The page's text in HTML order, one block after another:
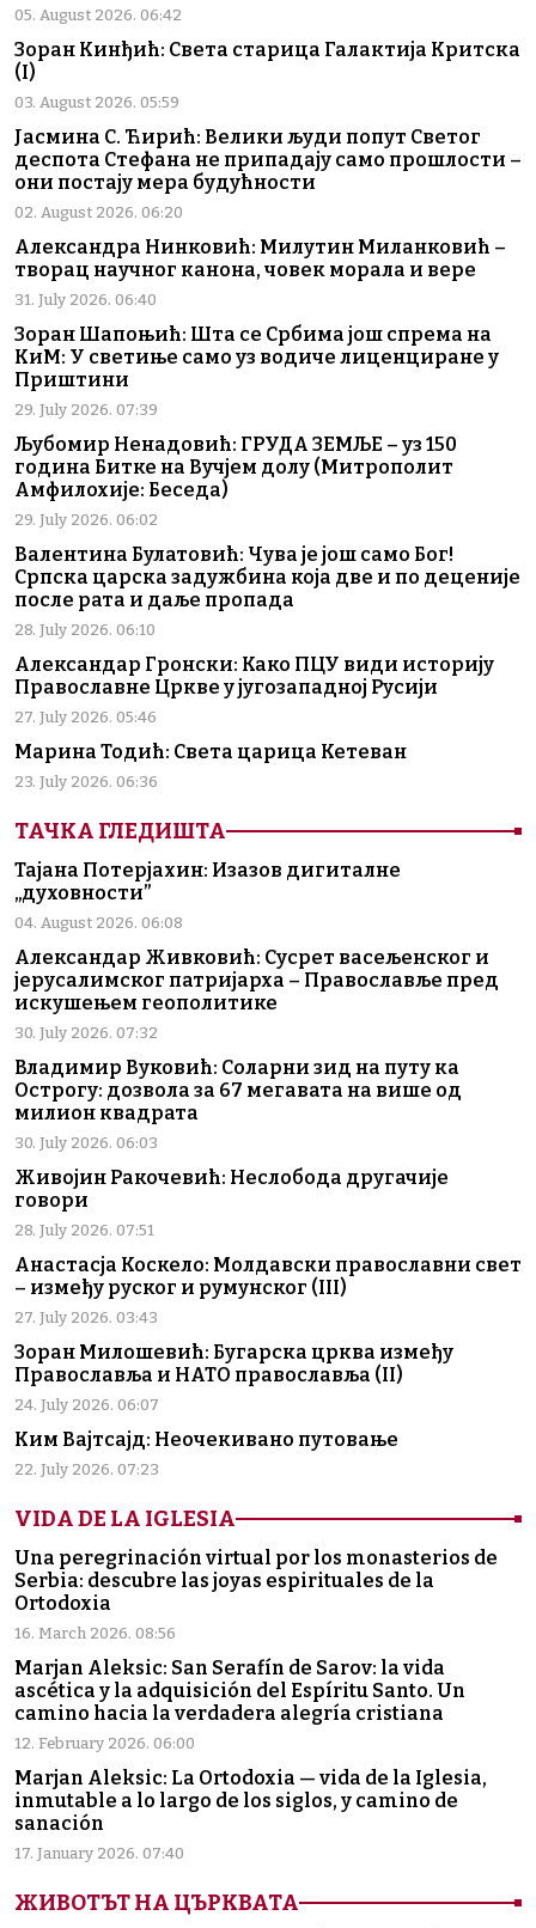
05. August 2026. 06:42
Зоран Кинђић: Света старица Галактија Критска
(I)
03. August 2026. 05:59
Јасмина С. Ћирић: Велики људи попут Светог
деспота Стефана не припадају само прошлости –
они постају мера будућности
02. August 2026. 06:20
Александра Нинковић: Милутин Миланковић –
творац научног канона, човек морала и вере
31. July 2026. 06:40
Зоран Шапоњић: Шта се Србима још спрема на
КиМ: У светиње само уз водиче лиценциране у
Приштини
29. July 2026. 07:39
Љубомир Ненадовић: ГРУДА ЗЕМЉЕ – уз 150
година Битке на Вучјем долу (Митрополит
Амфилохије: Беседа)
29. July 2026. 06:02
Валентина Булатовић: Чува је још само Бог!
Српска царска задужбина која две и по деценије
после рата и даље пропада
28. July 2026. 06:10
Александар Гронски: Како ПЦУ види историју
Православне Цркве у југозападној Русији
27. July 2026. 05:46
Марина Тодић: Света царица Кетеван
23. July 2026. 06:36
ТАЧКА ГЛЕДИШТА
Тајана Потерјахин: Изазов дигиталне
„духовности”
04. August 2026. 06:08
Александар Живковић: Сусрет васељенског и
јерусалимског патријарха – Православље пред
искушењем геополитике
30. July 2026. 07:32
Владимир Вуковић: Соларни зид на путу ка
Острогу: дозвола за 67 мегавата на више од
милион квадрата
30. July 2026. 06:03
Живојин Ракочевић: Неслобода другачије
говори
28. July 2026. 07:51
Анастасја Коскело: Молдавски православни свет
– између руског и румунског (III)
27. July 2026. 03:43
Зоран Милошевић: Бугарска црква између
Православља и НАТО православља (II)
24. July 2026. 06:07
Ким Вајтсајд: Неочекивано путовање
22. July 2026. 07:23
VIDA DE LA IGLESIA
Una peregrinación virtual por los monasterios de
Serbia: descubre las joyas espirituales de la
Ortodoxia
16. March 2026. 08:56
Marjan Aleksic: San Serafín de Sarov: la vida
ascética y la adquisición del Espíritu Santo. Un
camino hacia la verdadera alegría cristiana
12. February 2026. 06:00
Marjan Aleksic: La Ortodoxia — vida de la Iglesia,
inmutable a lo largo de los siglos, y camino de
sanación
17. January 2026. 07:40
ЖИВОТЪТ НА ЦЪРКВАТА